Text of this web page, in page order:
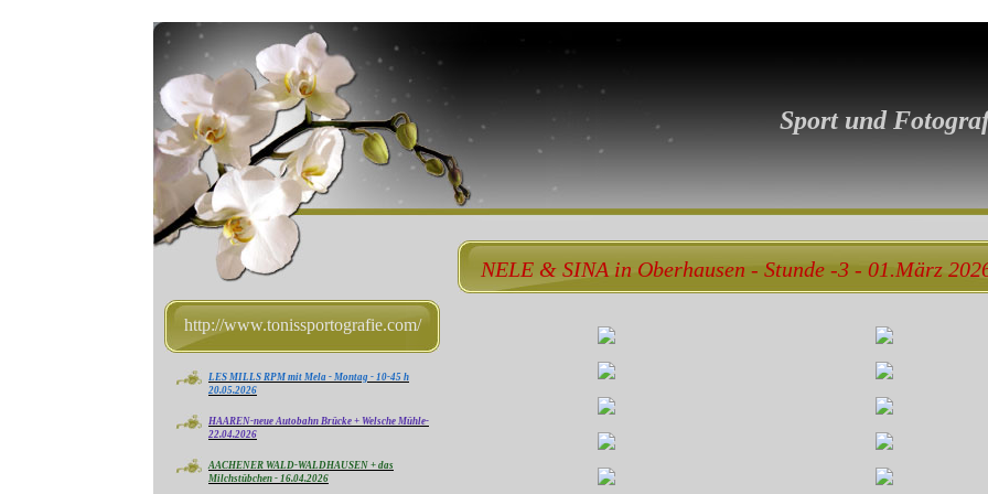
Sport und
http://www.tonissportografie.com/
LES MILLS RPM mit Mela - Montag - 10-45 h
20.05.2026
HAAREN-neue Autobahn Brücke + Welsche Mühle-
22.04.2026
AACHENER WALD-WALDHAUSEN + das
Milchstübchen - 16.04.2026
NELE & SINA in Oberhausen - Stunde -3 - 01.März